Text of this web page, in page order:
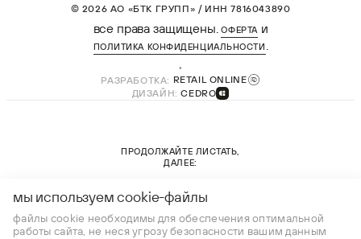
© 2026 АО «БТК ГРУПП» / ИНН 7816043890
все права защищены.ОФЕРТА и
ПОЛИТИКА КОНФИДЕНЦИАЛЬНОСТИ
РАЗРАБОТКА: RETAIL ONLINE
ДИЗАЙН:CEDRO
ПРОДОЛЖАЙТЕ ЛИСТАТЬ,
ДАЛЕЕ:
новая коллекция
мы используем cookie-файлы
файлы cookie необходимы для обеспечения оптимальной
работы сайта, не неся угрозу безопасности вашим данным